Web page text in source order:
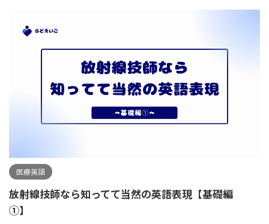
医療英語
放射線技師なら知ってて当然の英語表現【基礎編
①】